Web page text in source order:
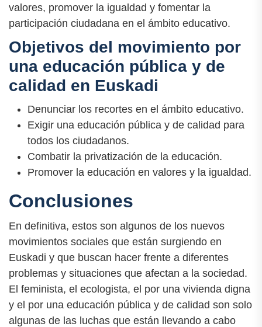
valores, promover la igualdad y fomentar la
participación ciudadana en el ámbito educativo.
Objetivos del movimiento por
una educación pública y de
calidad en Euskadi
Denunciar los recortes en el ámbito educativo.
Exigir una educación pública y de calidad para
todos los ciudadanos.
Combatir la privatización de la educación.
Promover la educación en valores y la igualdad.
Conclusiones
En definitiva, estos son algunos de los nuevos
movimientos sociales que están surgiendo en
Euskadi y que buscan hacer frente a diferentes
problemas y situaciones que afectan a la sociedad.
El feminista, el ecologista, el por una vivienda digna
y el por una educación pública y de calidad son solo
algunas de las luchas que están llevando a cabo